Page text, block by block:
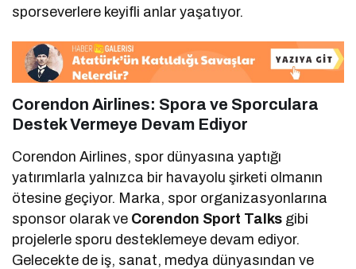
sporseverlere keyifli anlar yaşatıyor.
Corendon Airlines: Spora ve Sporculara
Destek Vermeye Devam Ediyor
Corendon Airlines, spor dünyasına yaptığı
yatırımlarla yalnızca bir havayolu şirketi olmanın
ötesine geçiyor. Marka, spor organizasyonlarına
sponsor olarak ve Corendon Sport Talks gibi
projelerle sporu desteklemeye devam ediyor.
Gelecekte de iş, sanat, medya dünyasından ve